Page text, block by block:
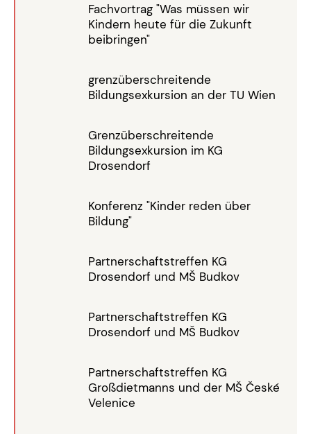
Fachvortrag "Was müssen wir
Kindern heute für die Zukunft
beibringen"
grenzüberschreitende
Bildungsexkursion an der TU Wien
Grenzüberschreitende
Bildungsexkursion im KG
Drosendorf
Konferenz "Kinder reden über
Bildung"
Partnerschaftstreffen KG
Drosendorf und MŠ Budkov
Partnerschaftstreffen KG
Drosendorf und MŠ Budkov
Partnerschaftstreffen KG
Großdietmanns und der MŠ České
Velenice